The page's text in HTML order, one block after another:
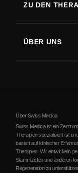
Parkinson-
Arthritis
ZU DEN
ÜBER UNS
Über Serbien
Blog
Partnerschaft
Kontakte
Über Swiss Medica
Swiss Medica ist ein
Therapien spezialisiert ist
basiert auf klinischer
Therapien. Wir entwickeln
Stammzellen und anderen
Regeneration zu